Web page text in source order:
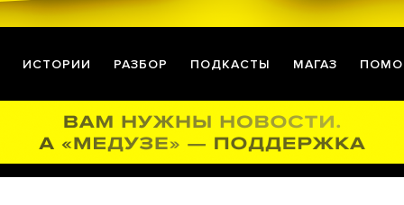
ИСТОРИИ РАЗБОР ПОДКАСТЫ МАГАЗ